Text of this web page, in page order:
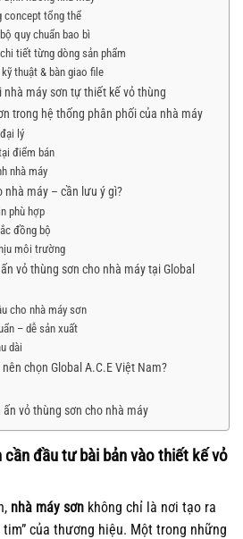
concept tổng thể
quy chuẩn bao bì
tiết từng dòng sản phẩm
thuật & bàn giao file
máy sơn tự thiết kế vỏ thùng
trong hệ thống phân phối của nhà máy
lý
điểm bán
nhà máy
nhà máy – cần lưu ý gì?
phù hợp
đồng bộ
môi trường
vỏ thùng sơn cho nhà máy tại Global
cho nhà máy sơn
– dễ sản xuất
dài
chọn Global A.C.E Việt Nam?
vỏ thùng sơn cho nhà máy
cần đầu tư bài bản vào thiết kế vỏ
nhà máy sơn không chỉ là nơi tạo ra
của thương hiệu. Một trong những